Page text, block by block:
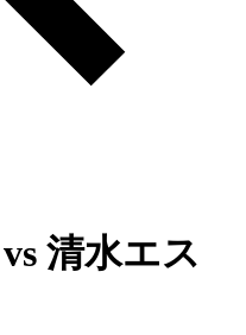
vs 清水エス